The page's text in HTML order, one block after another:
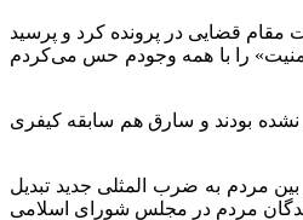
قضایی در پرونده کرد و پرسید
را با همه وجودم حس می‌کردم
نشده بودند و سارق هم سابقه کیفری
مردم به ضرب المثلی جدید تبدیل
مردم در مجلس شورای اسلامی